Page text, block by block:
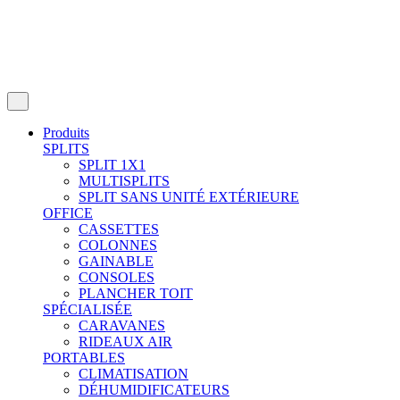
Produits
SPLITS
SPLIT 1X1
MULTISPLITS
SPLIT SANS UNITÉ EXTÉRIEURE
OFFICE
CASSETTES
COLONNES
GAINABLE
CONSOLES
PLANCHER TOIT
SPÉCIALISÉE
CARAVANES
RIDEAUX AIR
PORTABLES
CLIMATISATION
DÉHUMIDIFICATEURS